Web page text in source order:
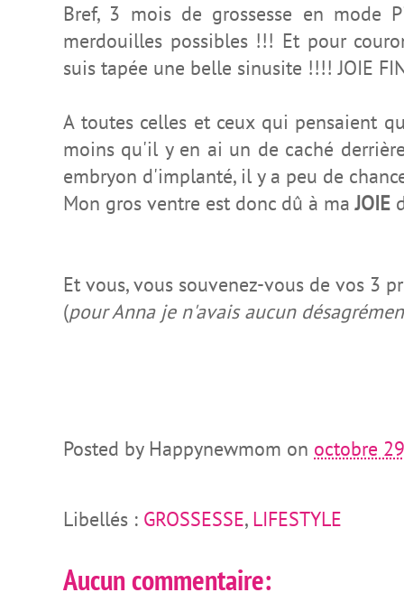
Bref, 3 mois de grossesse en mode
merdouilles possibles !!! Et pour
suis tapée une belle sinusite !!!! JOIE
A toutes celles et ceux qui pensaient
moins qu'il y en ai un de caché
embryon d'implanté, il y a peu de
Mon gros ventre est donc dû à maJOIE
Et vous, vous souvenez-vous de vos 3
(pour Anna je n'avais aucun
Posted by Happynewmom on octobre
Libellés : GROSSESSE, LIFESTYLE
Aucun commentaire: